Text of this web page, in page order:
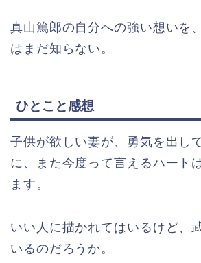
真山篤郎の自分への強い想いを
はまだ知らない。
ひとこと感想
子供が欲しい妻が、勇気を出し
に、また今度って言えるハート
ます。
いい人に描かれてはいるけど、
いるのだろうか。